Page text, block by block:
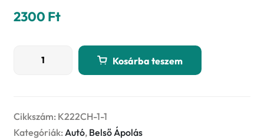
2300 Ft
–
flower
Kosárba teszem
Cikkszám: K222CH-1-1
Kategóriák: Autó, Belső Ápolás